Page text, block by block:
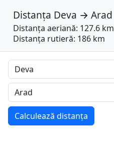
Distanța Deva → Arad
Distanța aeriană: 127.6 km
Distanța rutieră: 186 km
Calculează distanța